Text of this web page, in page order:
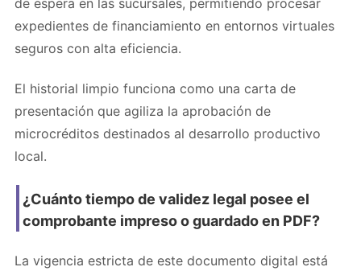
expedientes de financiamiento en entornos virtuales
seguros con alta eficiencia.
El historial limpio funciona como una carta de
presentación que agiliza la aprobación de
microcréditos destinados al desarrollo productivo
local.
¿Cuánto tiempo de validez legal posee el
comprobante impreso o guardado en PDF?
La vigencia estricta de este documento digital está